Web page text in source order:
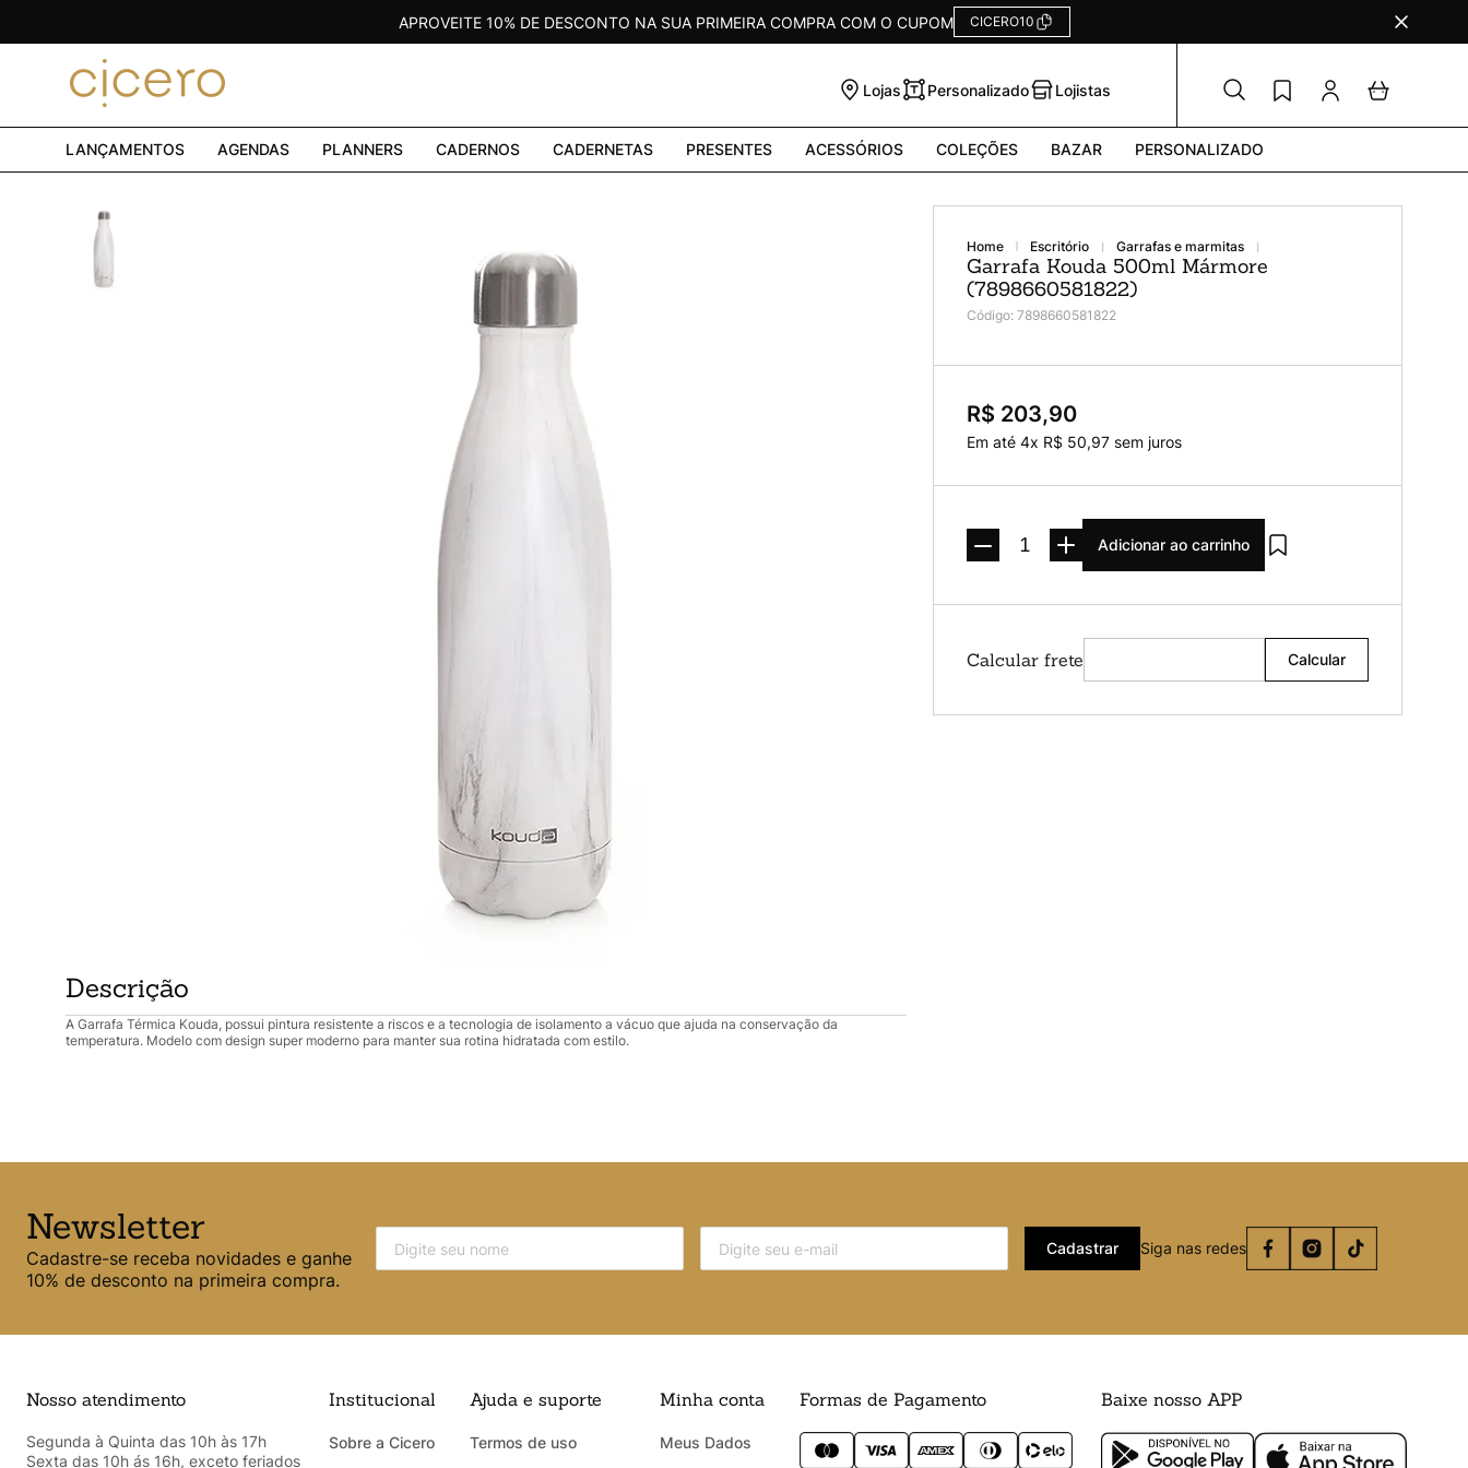
APROVEITE 10% DE DESCONTO NA SUA PRIMEIRA COMPRA COM O CUPOM CICERO10
Lojas Personalizado Lojistas
LANÇAMENTOS AGENDAS PLANNERS CADERNOS CADERNETAS PRESENTES ACESSÓRIOS COLEÇÕES BAZAR PERSONALIZADO
Descrição
A Garrafa Térmica Kouda, possui pintura resistente a riscos e a tecnologia de isolamento a vácuo que ajuda na conservação da
temperatura. Modelo com design super moderno para manter sua rotina hidratada com estilo.
escritório garrafas e marmitas
Garrafa Kouda 500ml Mármore
(7898660581822)
Código: 7898660581822
R$ 203,90
Em até 4x R$ 50,97 sem juros
Adicionar ao carrinho
Newsletter
Cadastre-se receba novidades e ganhe
10% de desconto na primeira compra.
Cadastrar Siga nas redes
Nosso atendimento
Segunda à Quinta das 10h às 17h
Sexta das 10h ás 16h, exceto feriados
Institucional
Sobre a Cicero
Ajuda e suporte
Termos de uso
Minha conta
Meus Dados
Formas de Pagamento Baixe nosso APP